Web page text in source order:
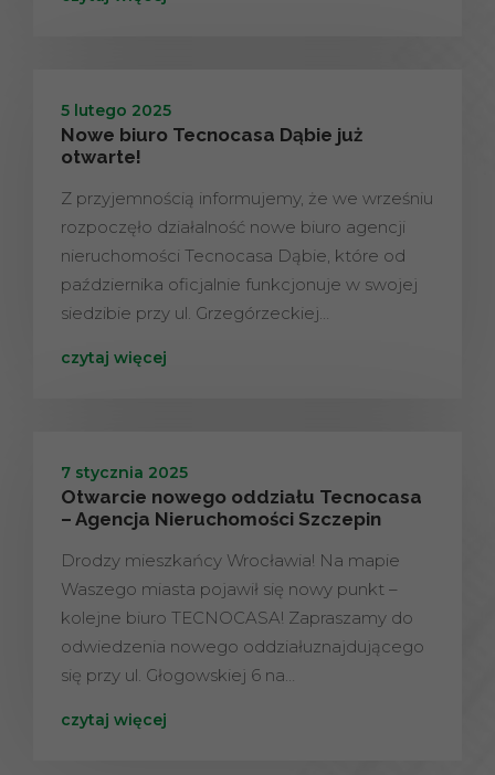
5 lutego 2025
Nowe biuro Tecnocasa Dąbie już
otwarte!
Z przyjemnością informujemy, że we wrześniu
rozpoczęło działalność nowe biuro agencji
nieruchomości Tecnocasa Dąbie, które od
października oficjalnie funkcjonuje w swojej
siedzibie przy ul. Grzegórzeckiej…
czytaj więcej
7 stycznia 2025
Otwarcie nowego oddziału Tecnocasa
– Agencja Nieruchomości Szczepin
Drodzy mieszkańcy Wrocławia! Na mapie
Waszego miasta pojawił się nowy punkt –
kolejne biuro TECNOCASA! Zapraszamy do
odwiedzenia nowego oddziałuznajdującego
się przy ul. Głogowskiej 6 na…
czytaj więcej